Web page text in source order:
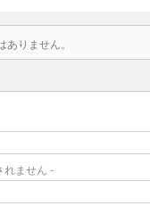
ありません。
れません -